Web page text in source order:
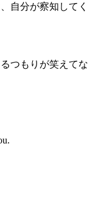
自分が察知してく
つもりが笑えてな